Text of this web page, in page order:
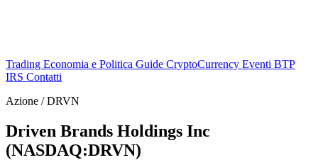
Trading Economia e Politica Guide CryptoCurrency Eventi BTP
IRS Contatti
Azione / DRVN
Driven Brands Holdings Inc
(NASDAQ:DRVN)